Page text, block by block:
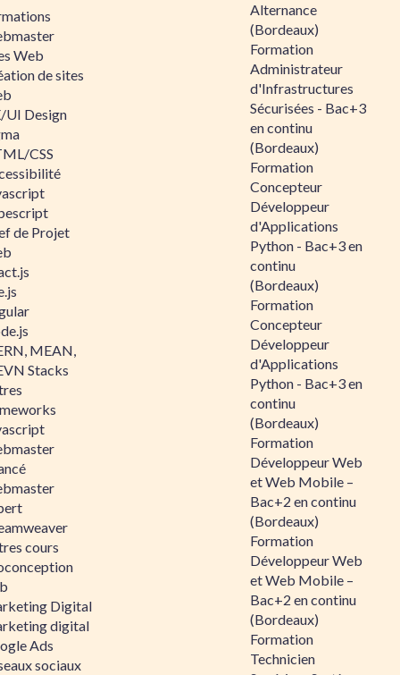
Web
de sites
UI Design
CSS
de Projet
MEAN,
Stacks
cours
Digital
digital
Ads
sociaux
Alternance
(Bordeaux)
Formation
Administrateur
d'Infrastructures
Sécurisées - Bac+3
en continu
(Bordeaux)
Formation
Concepteur
Développeur
d'Applications
Python - Bac+3 en
continu
(Bordeaux)
Formation
Concepteur
Développeur
d'Applications
Python - Bac+3 en
continu
(Bordeaux)
Formation
Développeur Web
et Web Mobile –
Bac+2 en continu
(Bordeaux)
Formation
Développeur Web
et Web Mobile –
Bac+2 en continu
(Bordeaux)
Formation
Technicien